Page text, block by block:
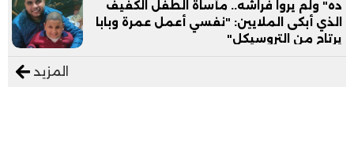
ده" ولم يروا فراشه.. مأساة الطفل الكفيف
الذي أبكى الملايين: "نفسي أعمل عمرة وبابا
يرتاح من التروسيكل"
المزيد